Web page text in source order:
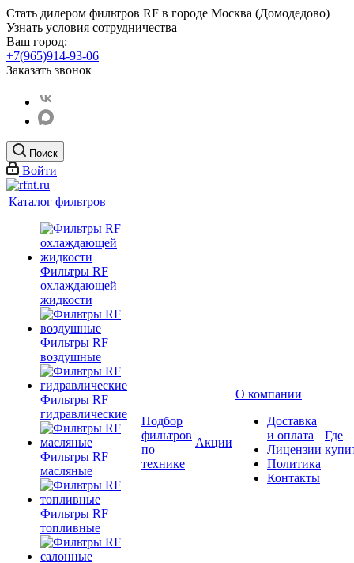
Стать дилером фильтров RF в городе Москва (Домодедово)
Узнать условия сотрудничества
Ваш город:
+7(965)914-93-06
Заказать звонок
Поиск
Войти
Каталог фильтров
Фильтры RF
охлаждающей
жидкости
Фильтры RF
воздушные
Фильтры RF
гидравлические
Фильтры RF
масляные
Фильтры RF
топливные
Подбор
фильтров
по
технике
Акции
О компании
Доставка
и оплата
Лицензии
Политика
Контакты
Где